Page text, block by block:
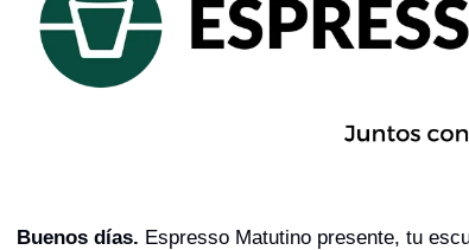
Buenos días. Espresso Matutino presente, tu